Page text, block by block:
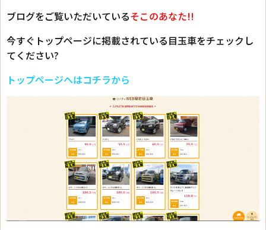
ブログをご覧いただいているそこのあなた!!
今すぐトップページに掲載されている目玉車をチェックし
てください?
トップページへはコチラから